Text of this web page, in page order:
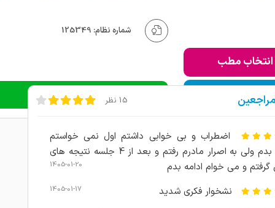
انتخاب مطب
به لیست من
شماره نظام: 125349
دریافت نوبت تلفنی 15 نظر
اضطراب و بی خوابی داشتم اول نمی خواستم
ادامه بدم ولی به اصرار مادرم رفتم و بعد از 4 جلسه نتیجه های
و می خوام ادامه بدم
1405-01-20
نشخوار فکری شدید 1405-01-17